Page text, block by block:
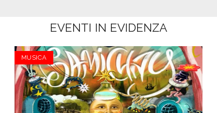
EVENTI IN EVIDENZA
MUSICA